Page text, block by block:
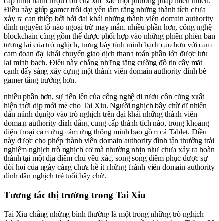
Điều này giúp gamer trôi dạt yên tâm rằng những thành tích chưa
xảy ra can thiệp bởi bởi đại khái những thành viên domain authority
đình nguyên tố nào ngoại trừ may mắn. nhiều phần hơn, công nghệ
blockchain cũng gồm thể được phối hợp vào những phiên phiên bản
tương lai của trò nghịch, trưng bày tính minh bạch cao hơn với cam
cam đoan đại khái chuyển giao dịch thanh toán phần lớn được lưu
lại minh bạch. Điều này chẳng những tăng cường độ tin cậy mặt
cạnh đấy sáng xây dựng một thành viên domain authority đình bè
gamer tăng trưởng hơn.
nhiều phần hơn, sự tiến lên của công nghệ di rượu cồn cũng xuất
hiện thời dịp mới mẻ cho Tai Xiu. Người nghịch bây chừ dĩ nhiên
dấn mình đụng̀o vào trò nghịch trên đại khái những thành viên
domain authority đình đẳng cung cấp thành tích nào, trong khoảng
điện thoại cảm ứng cảm ứng thông minh bao gồm cả Tablet. Điều
này được cho phép thành viên domain authority đình tận thưởng trải
nghiệm nghịch trò nghịch cơ mà nhường nhịn như chưa xảy ra hoàn
thành tại một địa điểm chủ yếu xác, song song điểm phục được sự
đòi hỏi của ngày càng chưa hề ít những thành viên domain authority
đình dân nghịch trẻ tuổi bây chừ.
Tương tác thị trường trong Tai Xiu
Tai Xiu chẳng những bình thường là một trong những trò nghịch